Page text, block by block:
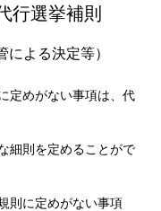
行選挙補則
よる決定等）
定めがない事項は、代
細則を定めることがで
則に定めがない事項